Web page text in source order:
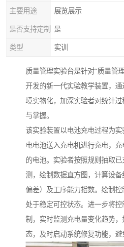
主要用途 展览展示
是否支持定制 是
类型 实训
质量管理实验台是针对“质量管
开发的新一代实验教学装置，通
境实物化，加深实验者对统计
与掌握。
该实验装置以电池充电过程为
电电池送入充电机进行充电，
的电池。实验者按照规则抽取
测，绘制数据直方图，计算设
偏差）及工序能力指数。绘制
处于稳定可控状态。进一步将
制，实时监测充电量变化趋势
态，及时启动系统修复功能，避